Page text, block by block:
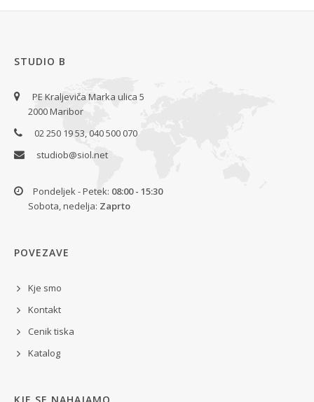
STUDIO B
PE Kraljeviča Marka ulica 5
2000 Maribor
02 250 19 53, 040 500 070
studiob@siol.net
Pondeljek - Petek: 08:00 - 15:30
Sobota, nedelja: Zaprto
POVEZAVE
Kje smo
Kontakt
Cenik tiska
Katalog